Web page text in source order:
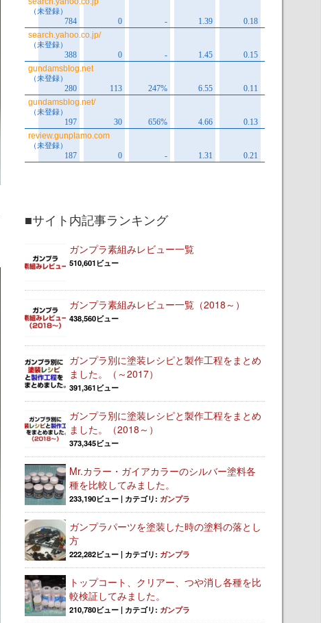
■サイト内記事ランキング
ガンプラ素組みレビュー一覧
510,601ビュー
ガンプラ素組みレビュー一覧（2018～）
438,560ビュー
ガンプラ別に塗装レシピと製作工程をまとめ
ました。（～2017）
391,361ビュー
ガンプラ別に塗装レシピと製作工程をまとめ
ました。（2018～）
373,345ビュー
Mr.カラー・ガイアカラーのシルバー塗料各
種を比較してみました。
233,190ビュー | カテゴリ: ガンプラ
ガンプラパーツを塗装した時の塗料の落とし
方
222,282ビュー | カテゴリ: ガンプラ
トップコート、クリアー、つや消し各種を比
較検証してみました。
210,780ビュー | カテゴリ: ガンプラ